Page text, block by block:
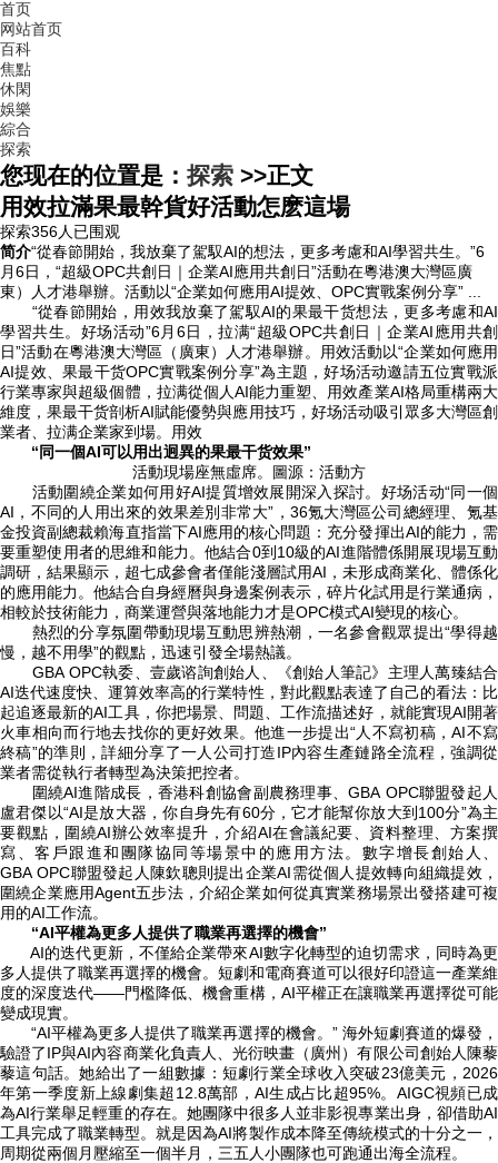
首页
网站首页
百科
焦點
休閑
娛樂
綜合
探索
您现在的位置是： 探索 >>正文
用效拉滿果最幹貨好活動怎麽這場
探索356人已围观
简介“從春節開始，我放棄了駕馭AI的想法，更多考慮和AI學習共生。”6
月6日，“超級OPC共創日｜企業AI應用共創日”活動在粵港澳大灣區廣
東）人才港舉辦。活動以“企業如何應用AI提效、OPC實戰案例分享” ...
“從春節開始，用效我放棄了駕馭AI的果最干货想法，更多考慮和AI
學習共生。好场活动”6月6日，拉满“超級OPC共創日｜企業AI應用共創
日”活動在粵港澳大灣區（廣東）人才港舉辦。用效活動以“企業如何應用
AI提效、果最干货OPC實戰案例分享”為主題，好场活动邀請五位實戰派
行業專家與超級個體，拉满從個人AI能力重塑、用效產業AI格局重構兩大
維度，果最干货剖析AI賦能優勢與應用技巧，好场活动吸引眾多大灣區創
業者、拉满企業家到場。用效
“同一個AI可以用出迥異的果最干货效果”
活動現場座無虛席。圖源：活動方
活動圍繞企業如何用好AI提質增效展開深入探討。好场活动“同一個
AI，不同的人用出來的效果差別非常大”，36氪大灣區公司總經理、氪基
金投資副總裁賴海直指當下AI應用的核心問題：充分發揮出AI的能力，需
要重塑使用者的思維和能力。他結合0到10級的AI進階體係開展現場互動
調研，結果顯示，超七成參會者僅能淺層試用AI，未形成商業化、體係化
的應用能力。他結合自身經曆與身邊案例表示，碎片化試用是行業通病，
相較於技術能力，商業運營與落地能力才是OPC模式AI變現的核心。
熱烈的分享氛圍帶動現場互動思辨熱潮，一名參會觀眾提出“學得越
慢，越不用學”的觀點，迅速引發全場熱議。
GBA OPC執委、壹歲谘詢創始人、《創始人筆記》主理人萬臻結合
AI迭代速度快、運算效率高的行業特性，對此觀點表達了自己的看法：比
起追逐最新的AI工具，你把場景、問題、工作流描述好，就能實現AI開著
火車相向而行地去找你的更好效果。他進一步提出“人不寫初稿，AI不寫
終稿”的準則，詳細分享了一人公司打造IP內容生產鏈路全流程，強調從
業者需從執行者轉型為決策把控者。
圍繞AI進階成長，香港科創協會副農務理事、GBA OPC聯盟發起人
盧君傑以“AI是放大器，你自身先有60分，它才能幫你放大到100分”為主
要觀點，圍繞AI辦公效率提升，介紹AI在會議紀要、資料整理、方案撰
寫、客戶跟進和團隊協同等場景中的應用方法。數字增長創始人、
GBA OPC聯盟發起人陳欽聰則提出企業AI需從個人提效轉向組織提效，
圍繞企業應用Agent五步法，介紹企業如何從真實業務場景出發搭建可複
用的AI工作流。
“AI平權為更多人提供了職業再選擇的機會”
AI的迭代更新，不僅給企業帶來AI數字化轉型的迫切需求，同時為更
多人提供了職業再選擇的機會。短劇和電商賽道可以很好印證這一產業維
度的深度迭代——門檻降低、機會重構，AI平權正在讓職業再選擇從可能
變成現實。
“AI平權為更多人提供了職業再選擇的機會。” 海外短劇賽道的爆發，
驗證了IP與AI內容商業化負責人、光衍映畫（廣州）有限公司創始人陳藜
藜這句話。她給出了一組數據：短劇行業全球收入突破23億美元，2026
年第一季度新上線劇集超12.8萬部，AI生成占比超95%。AIGC視頻已成
為AI行業舉足輕重的存在。她團隊中很多人並非影視專業出身，卻借助AI
工具完成了職業轉型。就是因為AI將製作成本降至傳統模式的十分之一，
周期從兩個月壓縮至一個半月，三五人小團隊也可跑通出海全流程。